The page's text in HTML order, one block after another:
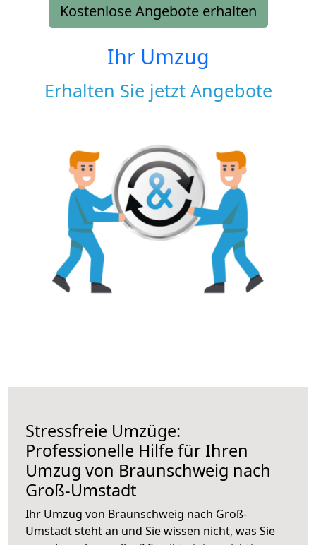
Kostenlose Angebote erhalten
Ihr Umzug
Erhalten Sie jetzt Angebote
Stressfreie Umzüge:
Professionelle Hilfe für Ihren
Umzug von Braunschweig nach
Groß-Umstadt
Ihr Umzug von Braunschweig nach Groß-
Umstadt steht an und Sie wissen nicht, was Sie